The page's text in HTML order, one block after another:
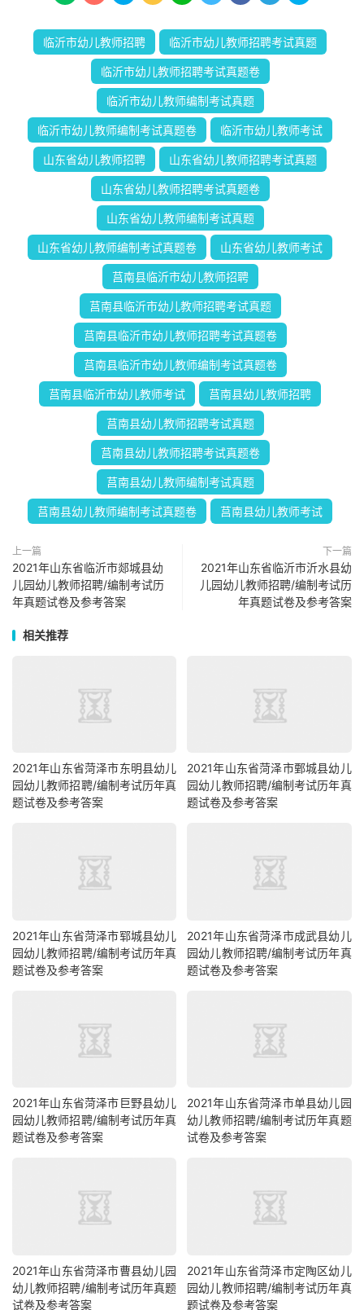
临沂市幼儿教师招聘 临沂市幼儿教师招聘考试真题
临沂市幼儿教师招聘考试真题卷
临沂市幼儿教师编制考试真题
临沂市幼儿教师编制考试真题卷 临沂市幼儿教师考试
山东省幼儿教师招聘 山东省幼儿教师招聘考试真题
山东省幼儿教师招聘考试真题卷
山东省幼儿教师编制考试真题
山东省幼儿教师编制考试真题卷 山东省幼儿教师考试
莒南县临沂市幼儿教师招聘
莒南县临沂市幼儿教师招聘考试真题
莒南县临沂市幼儿教师招聘考试真题卷
莒南县临沂市幼儿教师编制考试真题卷
莒南县临沂市幼儿教师考试 莒南县幼儿教师招聘
莒南县幼儿教师招聘考试真题
莒南县幼儿教师招聘考试真题卷
莒南县幼儿教师编制考试真题
莒南县幼儿教师编制考试真题卷 莒南县幼儿教师考试
上一篇
2021年山东省临沂市郯城县幼
儿园幼儿教师招聘/编制考试历
年真题试卷及参考答案
下一篇
2021年山东省临沂市沂水县幼
儿园幼儿教师招聘/编制考试历
年真题试卷及参考答案
相关推荐
2021年山东省菏泽市东明县幼儿
园幼儿教师招聘/编制考试历年真
题试卷及参考答案
2021年山东省菏泽市鄄城县幼儿
园幼儿教师招聘/编制考试历年真
题试卷及参考答案
2021年山东省菏泽市郓城县幼儿
园幼儿教师招聘/编制考试历年真
题试卷及参考答案
2021年山东省菏泽市成武县幼儿
园幼儿教师招聘/编制考试历年真
题试卷及参考答案
2021年山东省菏泽市巨野县幼儿
园幼儿教师招聘/编制考试历年真
题试卷及参考答案
2021年山东省菏泽市单县幼儿园
幼儿教师招聘/编制考试历年真题
试卷及参考答案
2021年山东省菏泽市曹县幼儿园
幼儿教师招聘/编制考试历年真题
试卷及参考答案
2021年山东省菏泽市定陶区幼儿
园幼儿教师招聘/编制考试历年真
题试卷及参考答案